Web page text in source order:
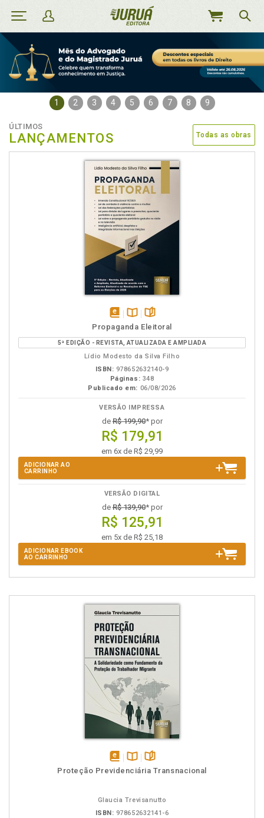
MEU
1 2 3 4 5 6 7 8 9
ÚLTIMOS
LANÇAMENTOS Todas as obras
disponível
em
eBook
Disponível
na
B.V.
páginas
Propaganda Eleitoral
5ª EDIÇÃO - REVISTA, ATUALIZADA E AMPLIADA
Lídio Modesto da Silva Filho
ISBN: 978652632140-9
Páginas: 348
Publicado em: 06/08/2026
VERSÃO IMPRESSA
deR$ 199,90* por
R$ 179,91
em 6x de R$ 29,99
ADICIONAR AO
CARRINHO
VERSÃO DIGITAL
deR$ 139,90* por
R$ 125,91
em 5x de R$ 25,18
ADICIONAR EBOOK
AO CARRINHO
disponívelDisponível
páginas
Proteção Previdenciária Transnacional
Glaucia Trevisanutto
ISBN: 978652632141-6